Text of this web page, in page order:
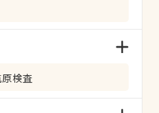
検査